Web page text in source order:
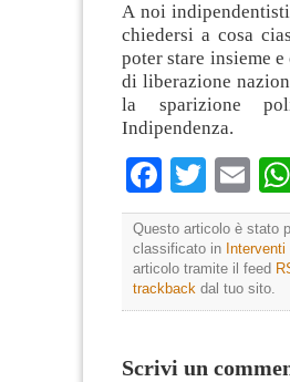
A noi
chiedersi a cosa
poter stare insieme
di liberazione
la sparizione
Indipendenza.
Facebook
Twitter
Questo articolo è stato
classificato in
articolo tramite il feed
trackback dal tuo sito.
Scrivi un